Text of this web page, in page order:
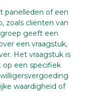
panelleden of een
zoals cliënten van
geeft een
een vraagstuk,
Het vraagstuk is
op een specifiek
waardigheid of